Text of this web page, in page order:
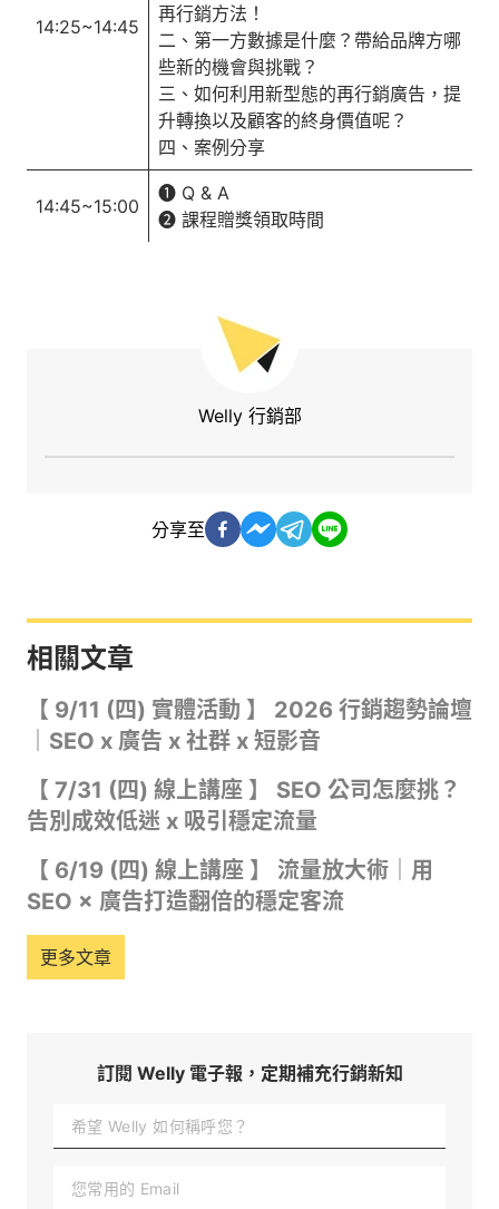
14:25~14:45
再行銷方法！
二、第一方數據是什麼？帶給品牌方哪
些新的機會與挑戰？
三、如何利用新型態的再行銷廣告，提
升轉換以及顧客的終身價值呢？
四、案例分享
14:45~15:00
➊ Q & A
➋ 課程贈獎領取時間
Welly 行銷部
分享至
相關文章
【 9/11 (四) 實體活動 】 2026 行銷趨勢論壇
｜SEO x 廣告 x 社群 x 短影音
【 7/31 (四) 線上講座 】 SEO 公司怎麼挑？
告別成效低迷 x 吸引穩定流量
【 6/19 (四) 線上講座 】 流量放大術｜用
SEO × 廣告打造翻倍的穩定客流
更多文章
訂閱 Welly 電子報，定期補充行銷新知